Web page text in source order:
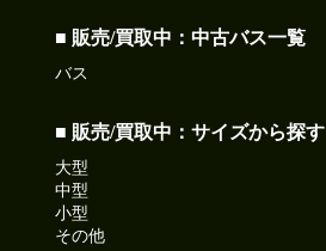
■ 販売/買取中：中古バス一覧
バス
■ 販売/買取中：サイズから探す
大型
中型
小型
その他